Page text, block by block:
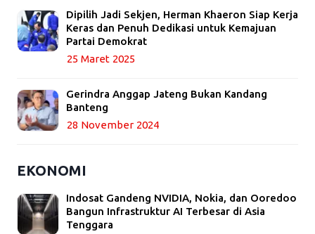
Dipilih Jadi Sekjen, Herman Khaeron Siap Kerja
Keras dan Penuh Dedikasi untuk Kemajuan
Partai Demokrat
25 Maret 2025
Gerindra Anggap Jateng Bukan Kandang
Banteng
28 November 2024
EKONOMI
Indosat Gandeng NVIDIA, Nokia, dan Ooredoo
Bangun Infrastruktur AI Terbesar di Asia
Tenggara